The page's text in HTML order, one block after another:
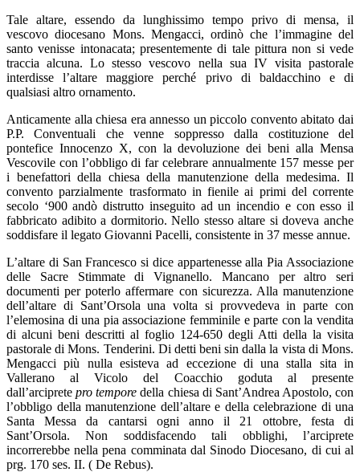
Tale altare, essendo da lunghissimo tempo privo di mensa, il
vescovo diocesano Mons. Mengacci, ordinò che l’immagine del
santo venisse intonacata; presentemente di tale pittura non si vede
traccia alcuna. Lo stesso vescovo nella sua IV visita pastorale
interdisse l’altare maggiore perché privo di baldacchino e di
qualsiasi altro ornamento.
Anticamente alla chiesa era annesso un piccolo convento abitato dai
P.P. Conventuali che venne soppresso dalla costituzione del
pontefice Innocenzo X, con la devoluzione dei beni alla Mensa
Vescovile con l’obbligo di far celebrare annualmente 157 messe per
i benefattori della chiesa della manutenzione della medesima. Il
convento parzialmente trasformato in fienile ai primi del corrente
secolo ‘900 andò distrutto inseguito ad un incendio e con esso il
fabbricato adibito a dormitorio. Nello stesso altare si doveva anche
soddisfare il legato Giovanni Pacelli, consistente in 37 messe annue.
L’altare di San Francesco si dice appartenesse alla Pia Associazione
delle Sacre Stimmate di Vignanello. Mancano per altro seri
documenti per poterlo affermare con sicurezza. Alla manutenzione
dell’altare di Sant’Orsola una volta si provvedeva in parte con
l’elemosina di una pia associazione femminile e parte con la vendita
di alcuni beni descritti al foglio 124-650 degli Atti della la visita
pastorale di Mons. Tenderini. Di detti beni sin dalla la vista di Mons.
Mengacci più nulla esisteva ad eccezione di una stalla sita in
Vallerano al Vicolo del Coacchio goduta al presente
dall’arcipretepro tempore della chiesa di Sant’Andrea Apostolo, con
l’obbligo della manutenzione dell’altare e della celebrazione di una
Santa Messa da cantarsi ogni anno il 21 ottobre, festa di
Sant’Orsola. Non soddisfacendo tali obblighi, l’arciprete
incorrerebbe nella pena comminata dal Sinodo Diocesano, di cui al
prg. 170 ses. II. ( De Rebus).